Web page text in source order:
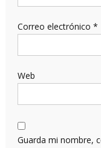
Correo electrónico *
Web
Guarda mi nombre,